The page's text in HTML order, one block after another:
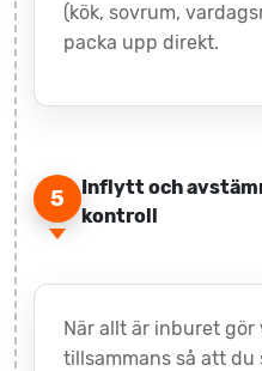
(kök, sovrum,
packa upp direkt.
5
Inflytt och
kontroll
När allt är inburet
tillsammans så att du